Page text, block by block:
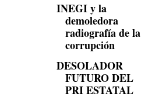
INEGI y la
demoledora
radiografía de la
corrupción
DESOLADOR
FUTURO DEL
PRI ESTATAL